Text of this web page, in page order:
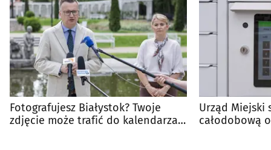
Fotografujesz Białystok? Twoje
zdjęcie może trafić do kalendarza
Urząd Miejski
całodobową